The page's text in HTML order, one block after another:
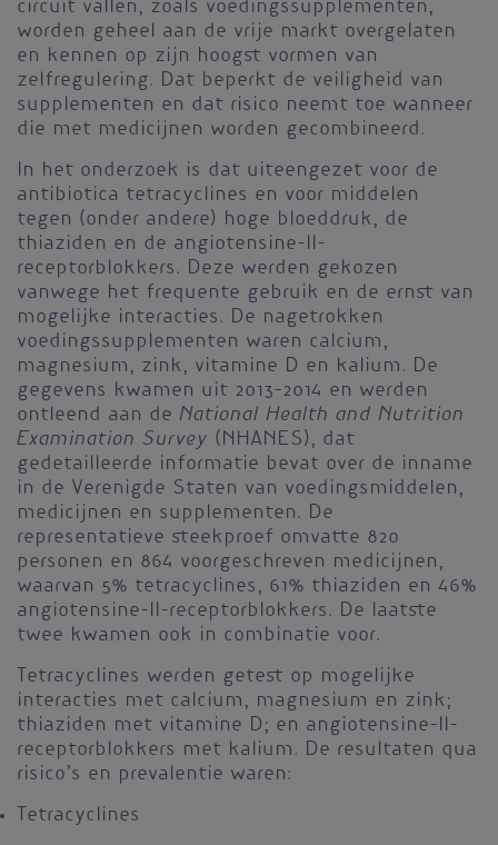
circuit vallen, zoals voedingssupplementen,
worden geheel aan de vrije markt overgelaten
en kennen op zijn hoogst vormen van
zelfregulering. Dat beperkt de veiligheid van
supplementen en dat risico neemt toe wanneer
die met medicijnen worden gecombineerd.
In het onderzoek is dat uiteengezet voor de
antibiotica tetracyclines en voor middelen
tegen (onder andere) hoge bloeddruk, de
thiaziden en de angiotensine-II-
receptorblokkers. Deze werden gekozen
vanwege het frequente gebruik en de ernst van
mogelijke interacties. De nagetrokken
voedingssupplementen waren calcium,
magnesium, zink, vitamine D en kalium. De
gegevens kwamen uit 2013–2014 en werden
ontleend aan de National Health and Nutrition
Examination Survey (NHANES), dat
gedetailleerde informatie bevat over de inname
in de Verenigde Staten van voedingsmiddelen,
medicijnen en supplementen. De
representatieve steekproef omvatte 820
personen en 864 voorgeschreven medicijnen,
waarvan 5% tetracyclines, 61% thiaziden en 46%
angiotensine-II-receptorblokkers. De laatste
twee kwamen ook in combinatie voor.
Tetracyclines werden getest op mogelijke
interacties met calcium, magnesium en zink;
thiaziden met vitamine D; en angiotensine-II-
receptorblokkers met kalium. De resultaten qua
risico’s en prevalentie waren:
Tetracyclines